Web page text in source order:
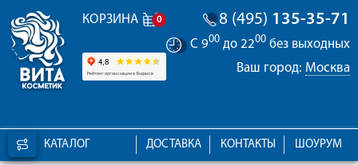
КОРЗИНА 0 8 (495) 135-35-71
С 900 до 2200 без выходных
Ваш город: Москва
КАТАЛОГ ШОУРУМ
КОНТАКТЫ
ДОСТАВКА